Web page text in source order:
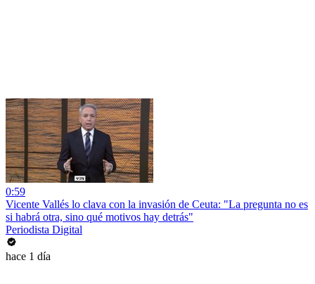
0:59
Vicente Vallés lo clava con la invasión de Ceuta: "La pregunta no es
si habrá otra, sino qué motivos hay detrás"
Periodista Digital
hace 1 día